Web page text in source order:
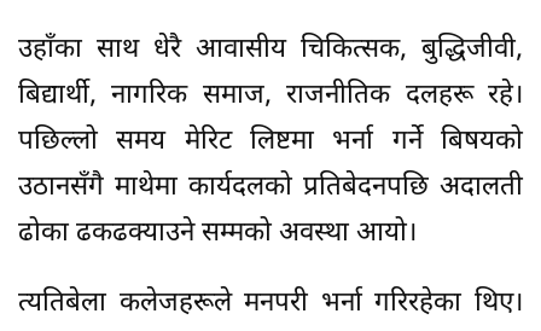
उहाँका साथ धेरै आवासीय चिकित्सक, बुद्धिजीवी,
बिद्यार्थी, नागरिक समाज, राजनीतिक दलहरू रहे।
पछिल्लो समय मेरिट लिष्टमा भर्ना गर्ने बिषयको
उठानसँगै माथेमा कार्यदलको प्रतिबेदनपछि अदालती
ढोका ढकढक्याउने सम्मको अवस्था आयो।
त्यतिबेला कलेजहरूले मनपरी भर्ना गरिरहेका थिए।